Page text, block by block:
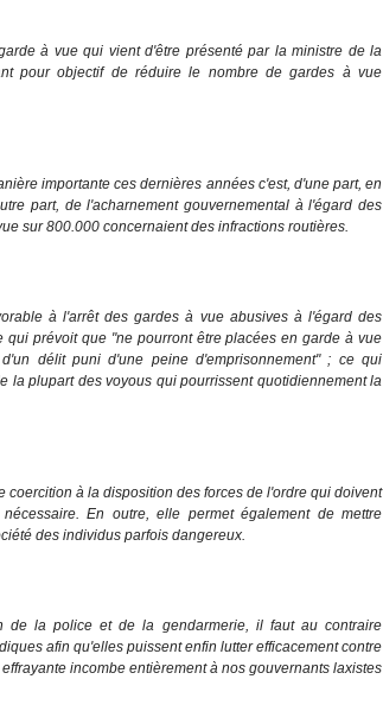
à vue qui vient d'être présenté par la ministre de la
pour objectif de réduire le nombre de gardes à vue
importante ces dernières années c'est, d'une part, en
part, de l'acharnement gouvernemental à l'égard des
sur 800.000 concernaient des infractions routières.
à l'arrêt des gardes à vue abusives à l'égard des
prévoit que "ne pourront être placées en garde à vue
délit puni d'une peine d'emprisonnement" ; ce qui
la plupart des voyous qui pourrissent quotidiennement la
coercition à la disposition des forces de l'ordre qui doivent
En outre, elle permet également de mettre
des individus parfois dangereux.
de la police et de la gendarmerie, il faut au contraire
afin qu'elles puissent enfin lutter efficacement contre
incombe entièrement à nos gouvernants laxistes